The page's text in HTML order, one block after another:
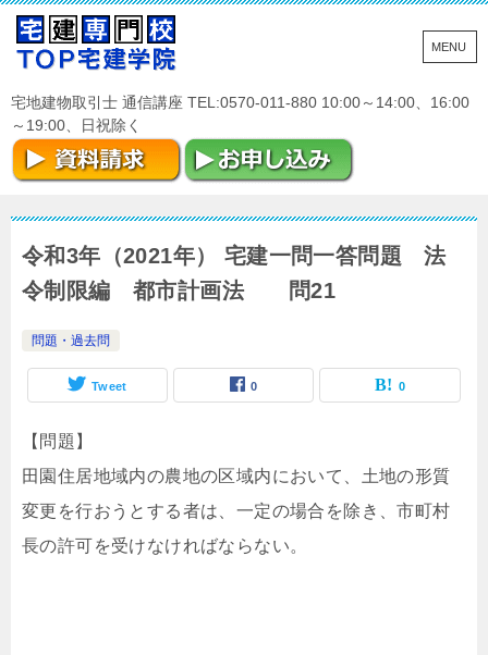
宅地建物取引士 通信講座 TEL:0570-011-880 10:00～14:00、16:00
～19:00、日祝除く
令和3年（2021年） 宅建一問一答問題 法
令制限編 都市計画法 問21
問題・過去問
Tweet 0 0
【問題】
田園住居地域内の農地の区域内において、土地の形質
変更を行おうとする者は、一定の場合を除き、市町村
長の許可を受けなければならない。